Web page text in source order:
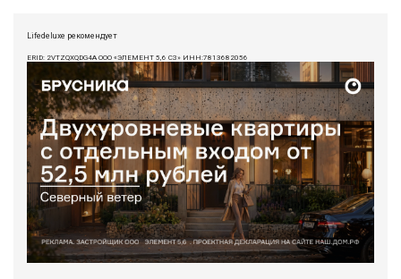
Lifedeluxe рекомендует
ERID: 2VTZQXQDG4A ООО «ЭЛЕМЕНТ 5,6 СЗ» ИНН:7813682056